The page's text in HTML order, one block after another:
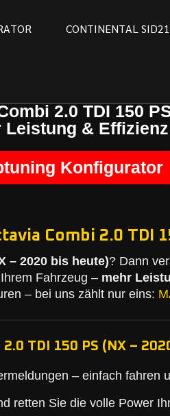
ATOR CONTINENTAL SID21
2.0 TDI 150
Leistung & Effizienz
Konfigurator
Combi 2.0 TDI
– 2020 bis heute)? Dann
Fahrzeug – mehr
– bei uns zählt nur eins:
TDI 150 PS (NX –
– einfach fahren
retten Sie die volle Power